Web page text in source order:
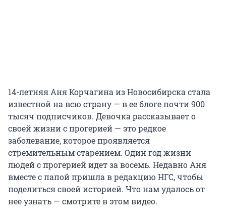
14-летняя Аня Корчагина из Новосибирска стала
известной на всю страну — в ее блоге почти 900
тысяч подписчиков. Девочка рассказывает о
своей жизни с прогерией — это редкое
заболевание, которое проявляется
стремительным старением. Один год жизни
людей с прогерией идет за восемь. Недавно Аня
вместе с папой пришла в редакцию НГС, чтобы
поделиться своей историей. Что нам удалось от
нее узнать — смотрите в этом видео.